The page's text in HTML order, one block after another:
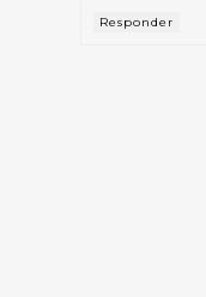
Responder